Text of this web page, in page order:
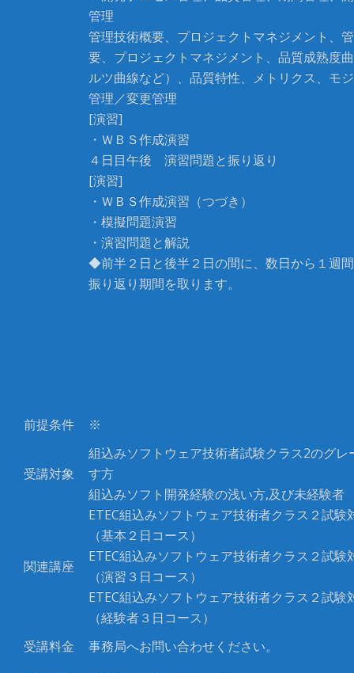
管理
管理技術概要、プロジェクトマネジメント、
要、プロジェクトマネジメント、品質成熟度
ルツ曲線など）、品質特性、メトリクス、モ
管理／変更管理
[演習]
・ＷＢＳ作成演習
４日目午後 演習問題と振り返り
[演習]
・ＷＢＳ作成演習（つづき）
・模擬問題演習
・演習問題と解説
◆前半２日と後半２日の間に、数日から１週
振り返り期間を取ります。
前提条件 ※
受講対象
組込みソフトウェア技術者試験クラス2のグレ
す方
組込みソフト開発経験の浅い方,及び未経験者
関連講座
ETEC組込みソフトウェア技術者クラス２試験
（基本２日コース）
ETEC組込みソフトウェア技術者クラス２試験
（演習３日コース）
ETEC組込みソフトウェア技術者クラス２試験
（経験者３日コース）
受講料金
事務局へお問い合わせください。